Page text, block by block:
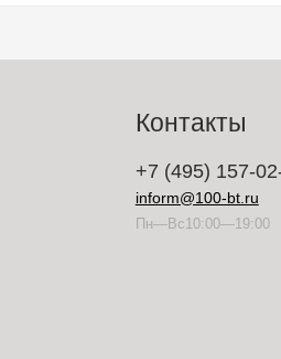
Контакты
+7 (495) 157-
inform@100-bt.ru
Пн—Вс10:00—19:00